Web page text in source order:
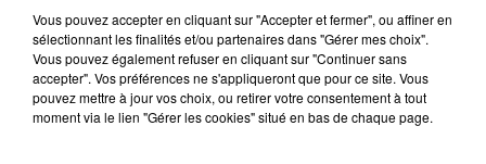
Rennes : enquête ouverte après
un accident impliquant un
conducteur...
Vous pouvez accepter en cliquant sur "Accepter et fermer", ou affiner en
sélectionnant les finalités et/ou partenaires dans "Gérer mes choix".
Vous pouvez également refuser en cliquant sur "Continuer sans
accepter". Vos préférences ne s'appliqueront que pour ce site. Vous
pouvez mettre à jour vos choix, ou retirer votre consentement à tout
moment via le lien "Gérer les cookies" situé en bas de chaque page.